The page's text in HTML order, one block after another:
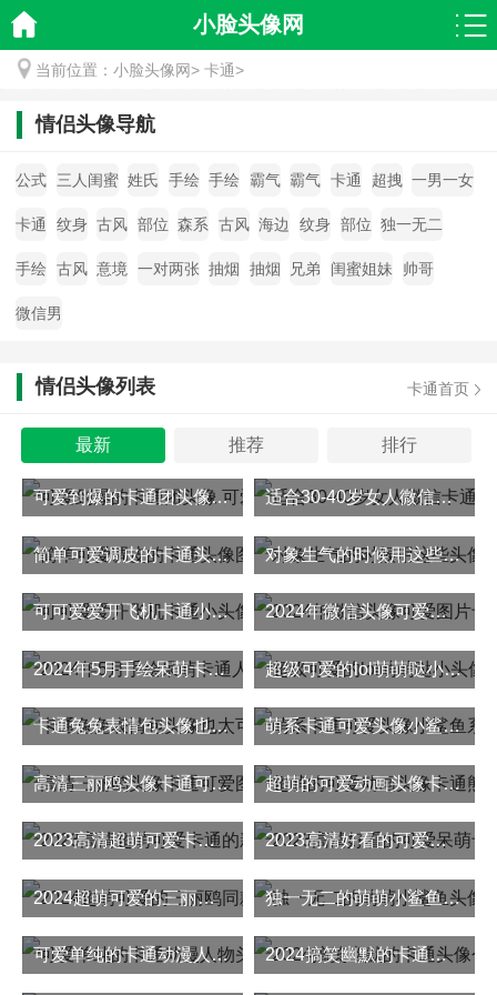
小脸头像网
当前位置： 小脸头像网> 卡通>
情侣头像导航
公式 三人闺蜜 姓氏 手绘 手绘 霸气 霸气 卡通 超拽 一男一女
卡通 纹身 古风 部位 森系 古风 海边 纹身 部位 独一无二
手绘 古风 意境 一对两张 抽烟 抽烟 兄弟 闺蜜姐妹 帅哥
微信男
情侣头像列表
最新 推荐 排行
卡通首页
可爱到爆的卡通团头像 可爱卡通群头像一系列 适合30-40岁女人微信卡通头像图片
简单可爱调皮的卡通头像图片合集 对象生气的时候用这些头像图片吵架哄对象必备
可可爱爱开飞机卡通小头像图片 2024年微信头像可爱图片卡通最新版
2024年5月手绘呆萌卡通人物头像图片 超级可爱的lol萌萌哒小头像卡通图片
卡通兔兔表情包头像也太可爱了吧 萌系卡通可爱头像小鲨鱼系列
高清三丽鸥头像卡通可爱图片大全 超萌的可爱动画头像卡通熊图片
2023高清超萌可爱卡通的新头像图片 2023高清好看的可爱呆萌卡通头像
2024超萌可爱的三丽鸥同款头像图片 独一无二的萌萌小鲨鱼头像无水印版
可爱单纯的卡通动漫人物头像图片 2024搞笑幽默的卡通头像个性小众图片